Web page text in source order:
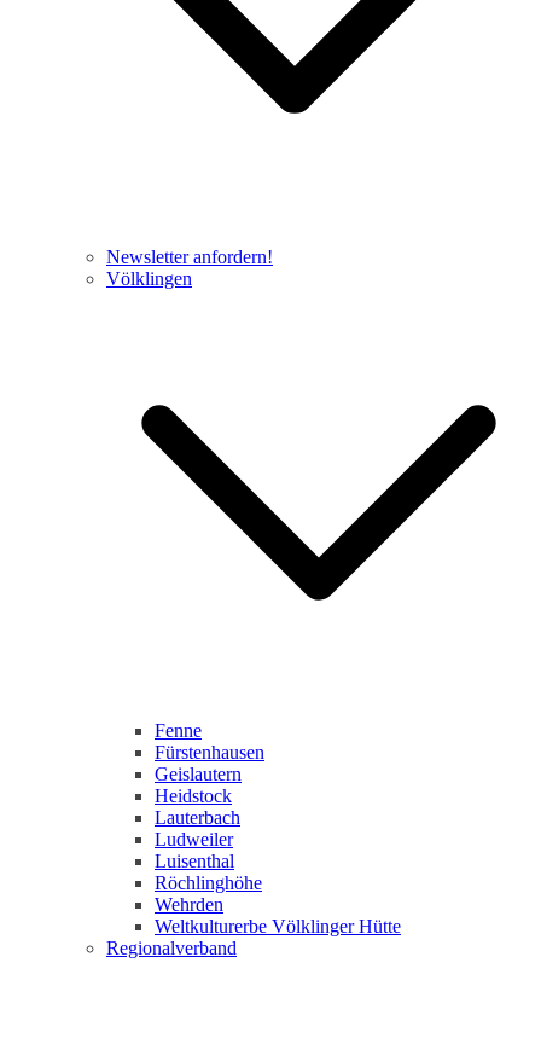
Newsletter anfordern!
Völklingen
Fenne
Fürstenhausen
Geislautern
Heidstock
Lauterbach
Ludweiler
Luisenthal
Röchlinghöhe
Wehrden
Weltkulturerbe Völklinger Hütte
Regionalverband